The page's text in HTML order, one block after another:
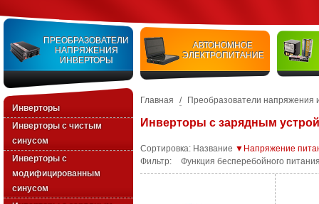
ПРЕОБРАЗОВАТЕЛИ
НАПРЯЖЕНИЯ
ИНВЕРТОРЫ
АВТОНОМНОЕ
ЭЛЕКТРОПИТАНИЕ
Инверторы
Инверторы с чистым
синусом
Инверторы с
модифицированным
синусом
Главная / Преобразователи напряжения
Инверторы с зарядным
Сортировка: Название ▼Напряжение
Фильтр:
Функция бесперебойного